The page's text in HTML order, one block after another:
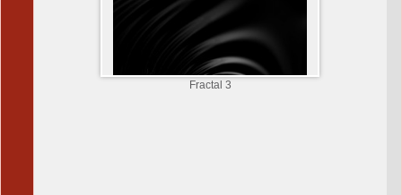
Fractal 3